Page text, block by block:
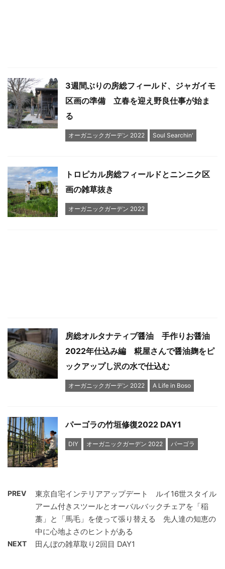
3週間ぶりの房総フィールド、ジャガイモ
区画の準備 立春を迎え野良仕事が始ま
る
オーガニックガーデン 2022 Soul Searchin'
トロピカル房総フィールドとニンニク区
画の雑草抜き
オーガニックガーデン 2022
房総オルタナティブ醤油 手作りお醤油
2022年仕込み編 糀屋さんで醤油麹をピ
ックアップし沢の水で仕込む
オーガニックガーデン 2022 A Life in Boso
パーゴラの竹垣修復2022 DAY1
DIY オーガニックガーデン 2022 パーゴラ
PREV
東京自宅インテリアアップデート ルイ16世スタイル
アーム付きスツールとオーバルバックチェアを「稲
藁」と「馬毛」を使って張り替える 先人達の知恵の
中に心地よさのヒントがある
NEXT 田んぼの雑草取り2回目 DAY1